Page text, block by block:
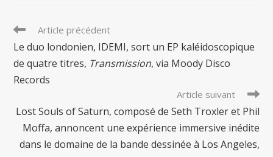
Read
more
articles
Article précédent
Le duo londonien, IDEMI, sort un EP kaléidoscopique
de quatre titres, Transmission, via Moody Disco
Records
Article suivant
Lost Souls of Saturn, composé de Seth Troxler et Phil
Moffa, annoncent une expérience immersive inédite
dans le domaine de la bande dessinée à Los Angeles,